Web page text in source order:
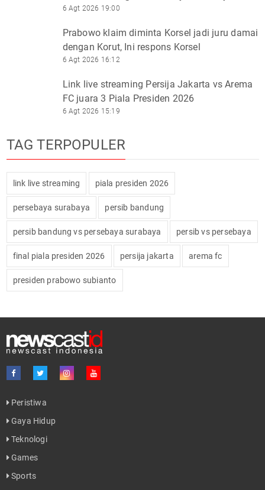
6 Agt 2026 19:00
Prabowo klaim diminta Korsel jadi juru damai
dengan Korut, Ini respons Korsel
6 Agt 2026 16:12
Link live streaming Persija Jakarta vs Arema
FC juara 3 Piala Presiden 2026
6 Agt 2026 15:19
TAG TERPOPULER
link live streaming piala presiden 2026
persebaya surabaya persib bandung
persib bandung vs persebaya surabaya persib vs persebaya
final piala presiden 2026 persija jakarta arema fc
presiden prabowo subianto
Peristiwa
Gaya Hidup
Teknologi
Games
Sports